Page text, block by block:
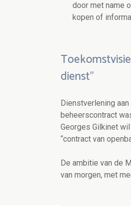
door met name
kopen of
dienst”
Dienstverlening
beheerscontract
Georges Gilkinet
“contract van
De ambitie van de
van morgen, met